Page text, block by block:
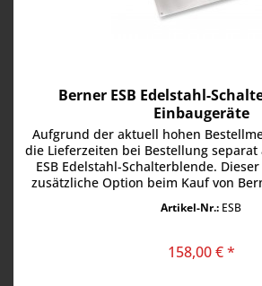
Berner ESB Edelstahl-
Einbaugeräte
Aufgrund der aktuell hohen
die Lieferzeiten bei Bestellung
ESB Edelstahl-Schalterblende.
zusätzliche Option beim Kauf von
Artikel-Nr.: ESB
158,00 € *